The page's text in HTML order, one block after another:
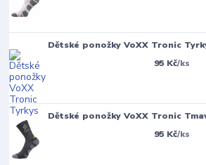
Dětské ponožky VoXX Tronic
95 Kč/ks
Dětské ponožky VoXX Tronic
95 Kč/ks